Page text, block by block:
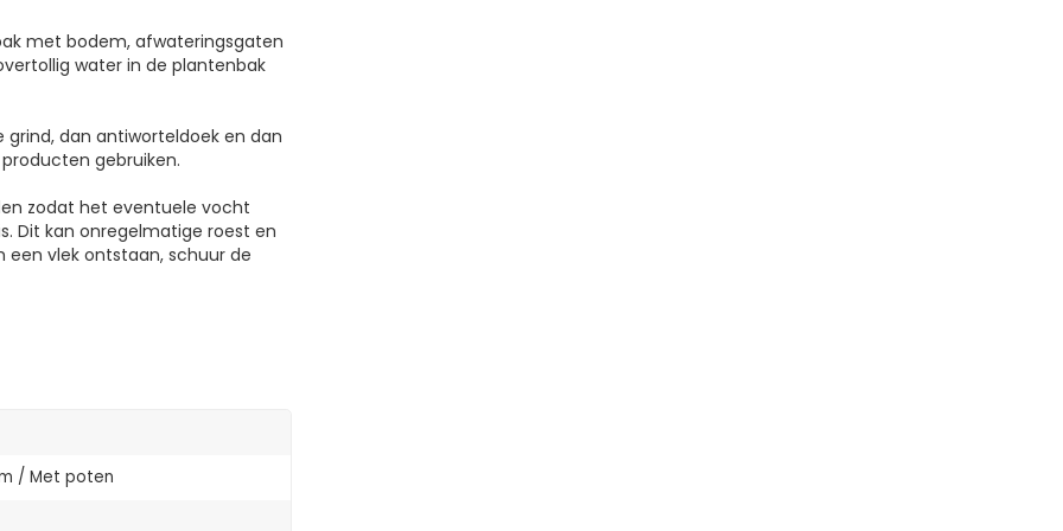
met bodem, afwateringsgaten
water in de plantenbak
dan antiworteldoek en dan
gebruiken.
zodat het eventuele vocht
Dit kan onregelmatige roest en
een vlek ontstaan, schuur de
/ Met poten